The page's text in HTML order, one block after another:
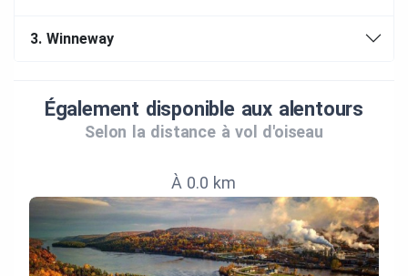
3. Winneway
Également disponible aux alentours
Selon la distance à vol d'oiseau
À 0.0 km